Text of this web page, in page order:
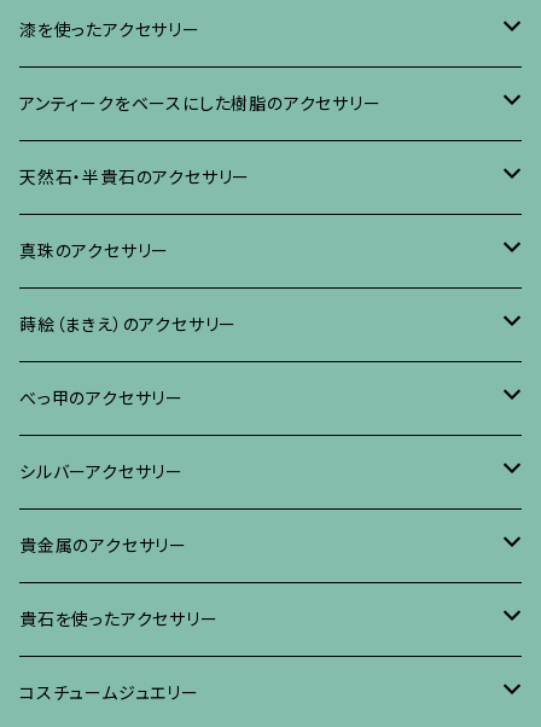
イヤリング・ピアス
ネックレス、その他
ブローチ
イヤリング、ピアス
ネックレス、ペンダント
ブレスレット、バングル、その他
漆を使ったアクセサリー
ブローチ
イヤリング・ピアス
ネックレス・ペンダント
リング
ブレスレット・バングル、その他
アンティークをベースにした樹脂のアクセサリー
ブローチ
イヤリング・ピアス
ネックレス、ペンダント
ブレスレット、その他
天然石・半貴石のアクセサリー
ブローチ
イヤリング・ピアス
ネックレス、ペンダント
リング
ブレスレット、その他
真珠のアクセサリー
ブローチ
イヤリング・ピアス
ネックレス、ペンダント
リング
ブレスレット、その他
蒔絵（まきえ）のアクセサリー
べっ甲に蒔絵のアクセサリー
ブローチ
イヤリング・ピアス
真珠に蒔絵のアクセサリー
ブローチ
イヤリング、ピアス
水晶に蒔絵のアクセサリー
ブローチ
イヤリング、ピアス
朴の木やポプラに蒔絵のアクセサリー
ブローチ
その他の蒔絵のアクセサリー
べっ甲のアクセサリー
ブローチ
イヤリング、ピアス
ネックレス、ペンダント
リング
シルバーアクセサリー
ブローチ
イヤリング、ピアス
ネックレス、ペンダント
貴金属のアクセサリー
ブローチ
イヤリング、ピアス
貴石を使ったアクセサリー
ブローチ
コスチュームジュエリー